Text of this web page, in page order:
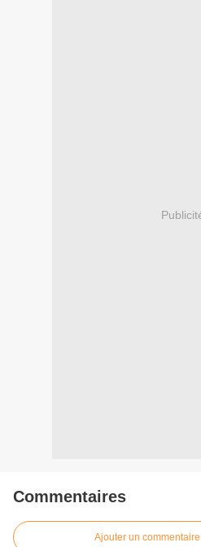
Commentaires
Ajouter un commentaire